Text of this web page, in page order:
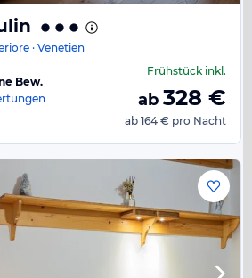
· Venetien
Bew.
Frühstückinkl.
ab 328 €
ab 164 € pro Nacht